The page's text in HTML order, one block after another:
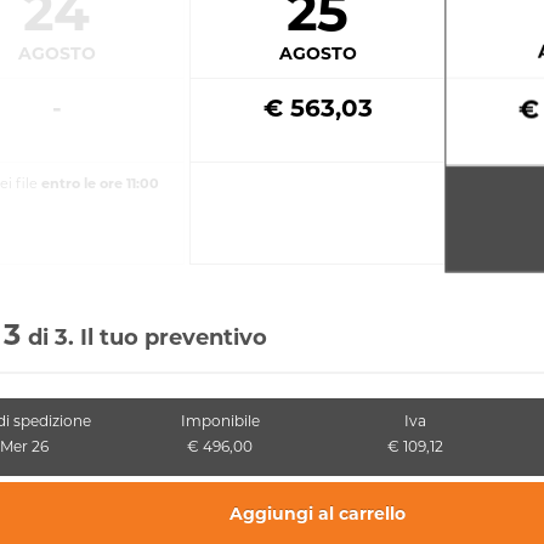
AGOSTO
-
file entro le ore 11:00
AGOSTO
€ 563,03 €
di 3. Il tuo preventivo
spedizione
Mer 26
Imponibile
€ 496,00
Iva
€ 109,12
Aggiungi al carrello